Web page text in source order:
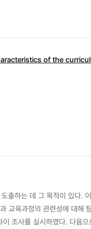
of the
하는 데 그 목적이 있다.
교육과정의 관련성에 대해
조사를 실시하였다. 다음